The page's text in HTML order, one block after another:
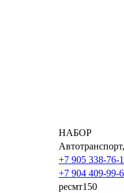
НАБОР
+7 905 338-76-
+7 904 409-99-
ресмт150